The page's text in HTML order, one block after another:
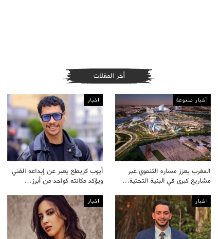
أخر المقلات
أخبار متنوعة
المغرب يعزز مساره التنموي عبر
مشاريع كبرى في البنية التحتية…
اخبار
أيوب كريطع يعبر عن إبداعه الفني
ويؤكد مكانته كواحد من أبرز…
اخبار اخبار